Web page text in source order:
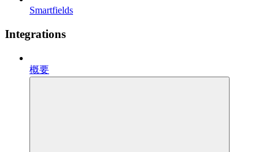
Smartfields
Integrations
概要